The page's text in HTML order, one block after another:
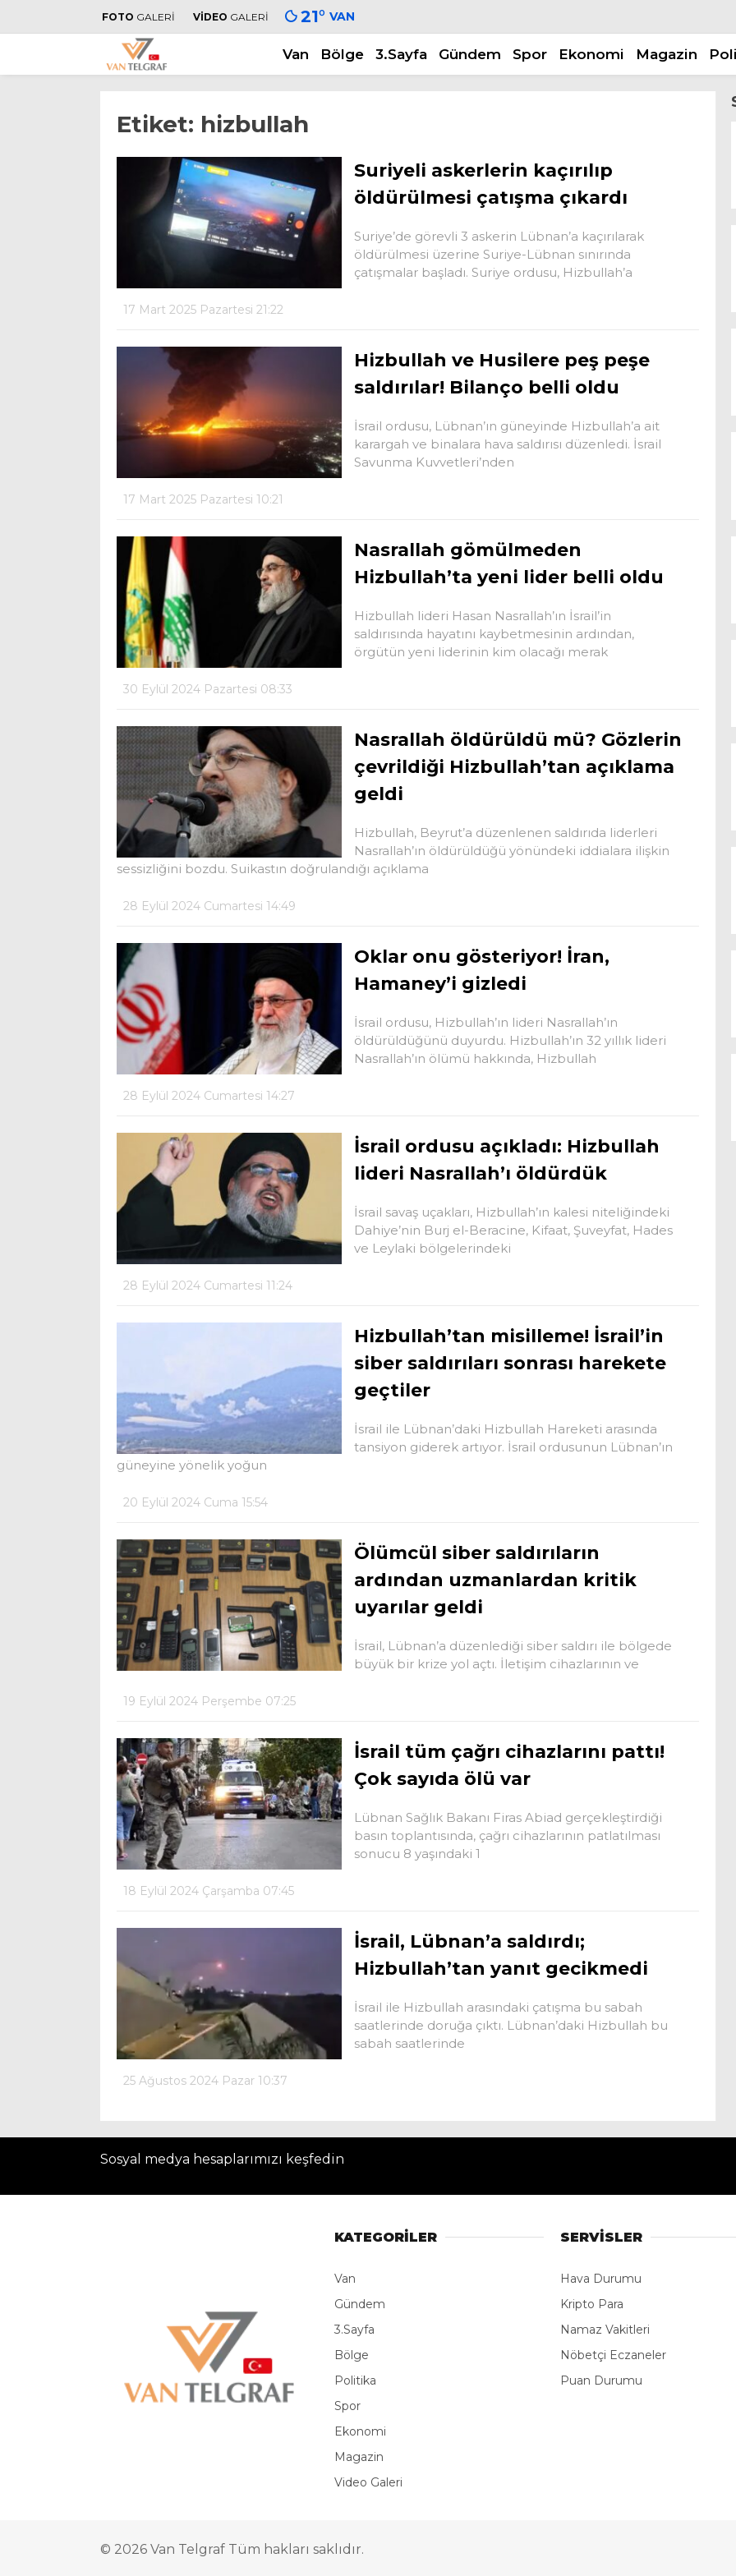
FOTO GALERİ VİDEO GALERİ 21° VAN
Van Bölge 3.Sayfa Gündem Spor Ekonomi Magazin
Etiket: hizbullah
Suriyeli askerlerin kaçırılıp
öldürülmesi çatışma çıkardı
Suriye’de görevli 3 askerin Lübnan’a kaçırılarak
öldürülmesi üzerine Suriye-Lübnan sınırında
çatışmalar başladı. Suriye ordusu, Hizbullah’a
17 Mart 2025 Pazartesi 21:22
Hizbullah ve Husilere peş peşe
saldırılar! Bilanço belli oldu
İsrail ordusu, Lübnan’ın güneyinde Hizbullah’a ait
karargah ve binalara hava saldırısı düzenledi. İsrail
Savunma Kuvvetleri’nden
17 Mart 2025 Pazartesi 10:21
Nasrallah gömülmeden
Hizbullah’ta yeni lider belli oldu
Hizbullah lideri Hasan Nasrallah’ın İsrail’in
saldırısında hayatını kaybetmesinin ardından,
örgütün yeni liderinin kim olacağı merak
30 Eylül 2024 Pazartesi 08:33
Nasrallah öldürüldü mü? Gözlerin
çevrildiği Hizbullah’tan açıklama
geldi
Hizbullah, Beyrut’a düzenlenen saldırıda liderleri
Nasrallah’ın öldürüldüğü yönündeki iddialara ilişkin
sessizliğini bozdu. Suikastın doğrulandığı açıklama
28 Eylül 2024 Cumartesi 14:49
Oklar onu gösteriyor! İran,
Hamaney’i gizledi
İsrail ordusu, Hizbullah’ın lideri Nasrallah’ın
öldürüldüğünü duyurdu. Hizbullah’ın 32 yıllık lideri
Nasrallah’ın ölümü hakkında, Hizbullah
28 Eylül 2024 Cumartesi 14:27
İsrail ordusu açıkladı: Hizbullah
lideri Nasrallah’ı öldürdük
İsrail savaş uçakları, Hizbullah’ın kalesi niteliğindeki
Dahiye’nin Burj el-Beracine, Kifaat, Şuveyfat, Hades
ve Leylaki bölgelerindeki
28 Eylül 2024 Cumartesi 11:24
Hizbullah’tan misilleme! İsrail’in
siber saldırıları sonrası harekete
geçtiler
İsrail ile Lübnan’daki Hizbullah Hareketi arasında
tansiyon giderek artıyor. İsrail ordusunun Lübnan’ın
güneyine yönelik yoğun
20 Eylül 2024 Cuma 15:54
Ölümcül siber saldırıların
ardından uzmanlardan kritik
uyarılar geldi
İsrail, Lübnan’a düzenlediği siber saldırı ile bölgede
büyük bir krize yol açtı. İletişim cihazlarının ve
19 Eylül 2024 Perşembe 07:25
İsrail tüm çağrı cihazlarını pattı!
Çok sayıda ölü var
Lübnan Sağlık Bakanı Firas Abiad gerçekleştirdiği
basın toplantısında, çağrı cihazlarının patlatılması
sonucu 8 yaşındaki 1
18 Eylül 2024 Çarşamba 07:45
İsrail, Lübnan’a saldırdı;
Hizbullah’tan yanıt gecikmedi
İsrail ile Hizbullah arasındaki çatışma bu sabah
saatlerinde doruğa çıktı. Lübnan’daki Hizbullah bu
sabah saatlerinde
25 Ağustos 2024 Pazar 10:37
Sosyal medya hesaplarımızı keşfedin
KATEGORİLER
Van
Gündem
3.Sayfa
Bölge
Politika
Spor
Ekonomi
Magazin
Video Galeri
SERVİSLER
Hava Durumu
Kripto Para
Namaz Vakitleri
Nöbetçi Eczaneler
Puan Durumu
© 2026 Van Telgraf Tüm hakları saklıdır.